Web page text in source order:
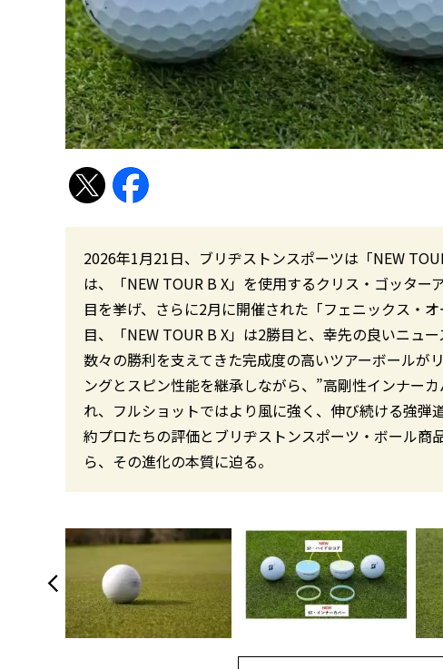
2026年1月21日、ブリヂストンスポーツは「NEW
は、「NEW TOUR B X」を使用するクリス・ゴッタ
目を挙げ、さらに2月に開催された「フェニックス・
目、「NEW TOUR B X」は2勝目と、幸先の良いニュ
数々の勝利を支えてきた完成度の高いツアーボールが
ングとスピン性能を継承しながら、”高剛性インナー
れ、フルショットではより風に強く、伸び続ける強
約プロたちの評価とブリヂストンスポーツ・ボール商
ら、その進化の本質に迫る。